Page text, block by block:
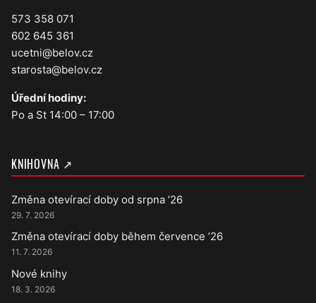
573 358 071
602 645 361
ucetni@belov.cz
starosta@belov.cz
Úřední hodiny:
Po a St 14:00 – 17:00
KNIHOVNA ↗
Změna otevírací doby od srpna ’26
29. 7. 2026
Změna otevírací doby během července ’26
11. 7. 2026
Nové knihy
18. 3. 2026